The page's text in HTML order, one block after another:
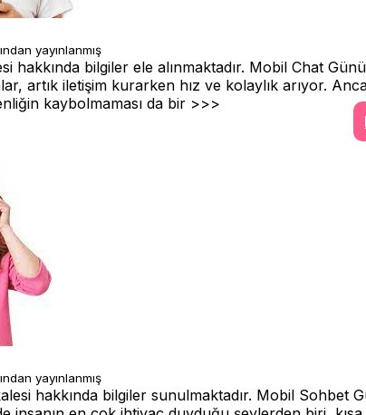
yayınlanmış
hakkında bilgiler ele alınmaktadır. Mobil Chat
artık iletişim kurarken hız ve kolaylık arıyor.
kaybolmaması da bir >>>
yayınlanmış
hakkında bilgiler sunulmaktadır. Mobil Sohbet